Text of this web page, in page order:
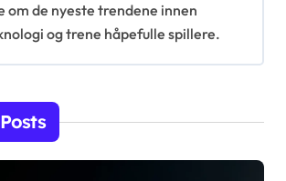
om de nyeste trendene innen
og trene håpefulle spillere.